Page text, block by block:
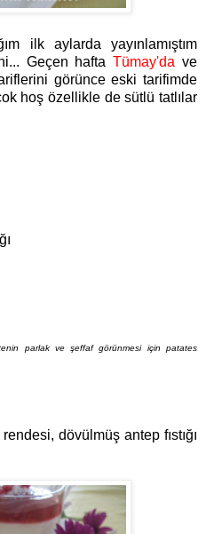
ilk aylarda yayınlamıştım
Geçen haftaTümay'da ve
görünce eski tarifimde
hoş özellikle de sütlü tatlılar
parlak ve şeffaf görünmesi için patates
dövülmüş antep fıstığı